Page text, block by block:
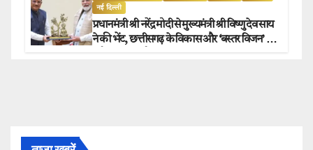
नई दिल्ली
प्रधानमंत्री श्री नरेंद्र मोदी से मुख्यमंत्री श्री विष्णु देव साय
ने की भेंट, छत्तीसगढ़ के विकास और ‘बस्तर विजन’ पर